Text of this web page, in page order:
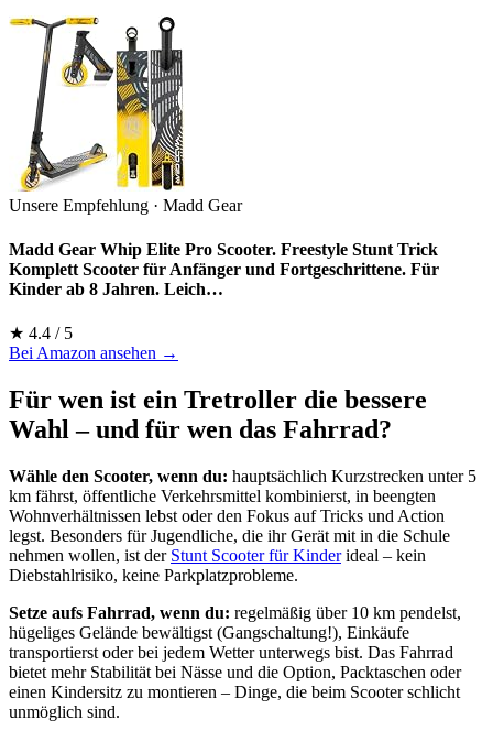
Unsere Empfehlung · Madd Gear
Madd Gear Whip Elite Pro Scooter. Freestyle Stunt Trick
Komplett Scooter für Anfänger und Fortgeschrittene. Für
Kinder ab 8 Jahren. Leich…
★ 4.4 / 5
Bei Amazon ansehen →
Für wen ist ein Tretroller die bessere
Wahl – und für wen das Fahrrad?
Wähle den Scooter, wenn du: hauptsächlich Kurzstrecken unter 5
km fährst, öffentliche Verkehrsmittel kombinierst, in beengten
Wohnverhältnissen lebst oder den Fokus auf Tricks und Action
legst. Besonders für Jugendliche, die ihr Gerät mit in die Schule
nehmen wollen, ist der Stunt Scooter für Kinderideal – kein
Diebstahlrisiko, keine Parkplatzprobleme.
Setze aufs Fahrrad, wenn du: regelmäßig über 10 km pendelst,
hügeliges Gelände bewältigst (Gangschaltung!), Einkäufe
transportierst oder bei jedem Wetter unterwegs bist. Das Fahrrad
bietet mehr Stabilität bei Nässe und die Option, Packtaschen oder
einen Kindersitz zu montieren – Dinge, die beim Scooter schlicht
unmöglich sind.